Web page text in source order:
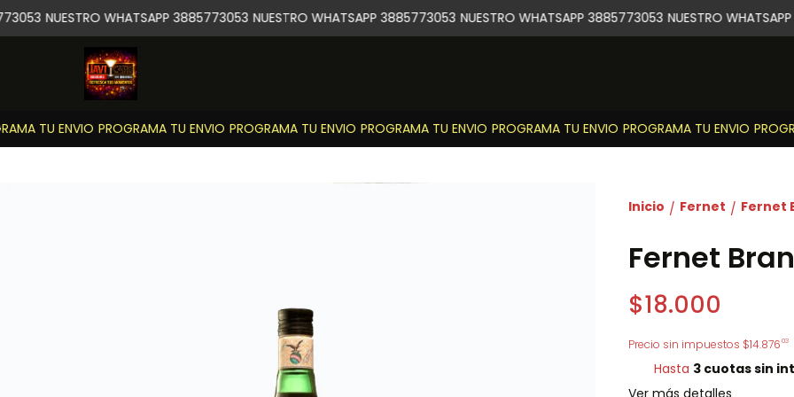
TU ENVIO PROGRAMA TU ENVIO PROGRAMA TU ENVIO PROGRAMA TU ENVIO PROGRAMA TU ENVIO PROGRAMA TU ENVIO
NUESTRO WHATSAPP 3885773053 NUESTRO WHATSAPP 3885773053 NUESTRO WHATSAPP 3885773053 NUESTRO
Inicio / Fernet / Fernet
Fernet
$18.000
Precio sin impuestos $14.87603
Hasta 3 cuotas sin
Ver más detalles